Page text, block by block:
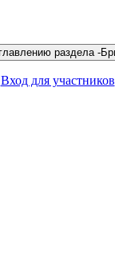
Вход для участников